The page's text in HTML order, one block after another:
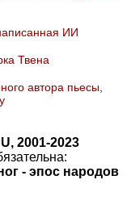
ИИ
Твена
автора пьесы,
2001-2023
- эпос народов